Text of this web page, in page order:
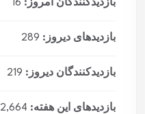
بازدیدکنندگان امروز: 16
بازدیدهای دیروز: 289
بازدیدکنندگان دیروز: 219
بازدیدهای این هفته: 2,664